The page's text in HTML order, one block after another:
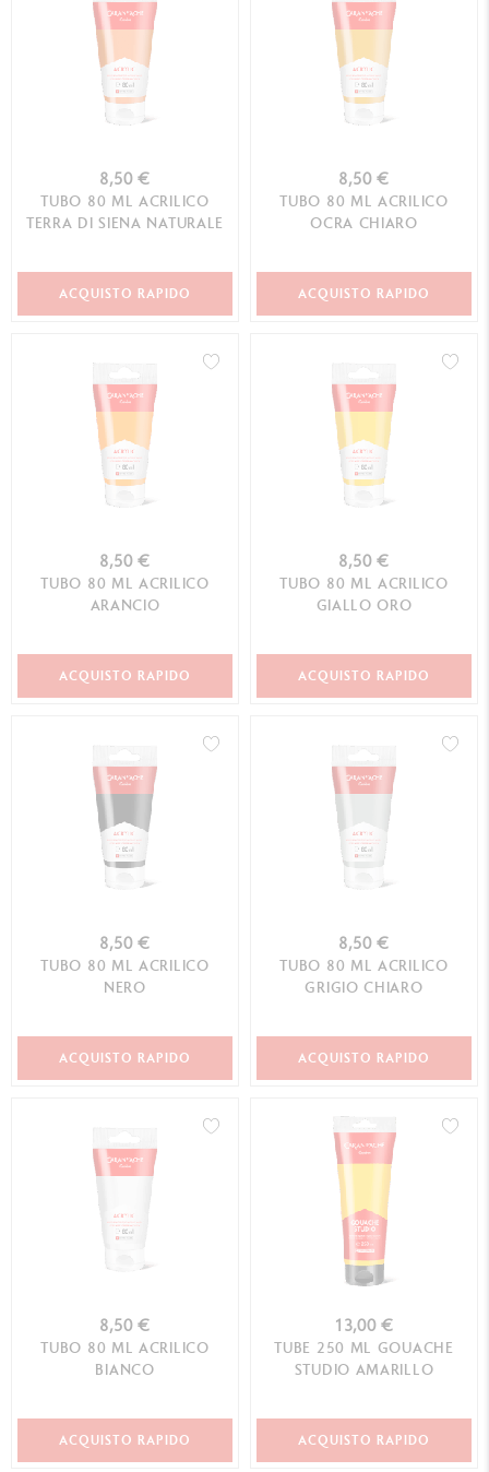
8,50 €
TUBO 80 ML ACRILICO
TERRA DI SIENA NATURALE
ACQUISTO RAPIDO
8,50 €
TUBO 80 ML ACRILICO
OCRA CHIARO
ACQUISTO RAPIDO
8,50 €
TUBO 80 ML ACRILICO
ARANCIO
ACQUISTO RAPIDO
8,50 €
TUBO 80 ML ACRILICO
GIALLO ORO
ACQUISTO RAPIDO
8,50 €
TUBO 80 ML ACRILICO
NERO
ACQUISTO RAPIDO
8,50 €
TUBO 80 ML ACRILICO
GRIGIO CHIARO
ACQUISTO RAPIDO
8,50 €
TUBO 80 ML ACRILICO
BIANCO
ACQUISTO RAPIDO
13,00 €
TUBE 250 ML GOUACHE
STUDIO AMARILLO
ACQUISTO RAPIDO